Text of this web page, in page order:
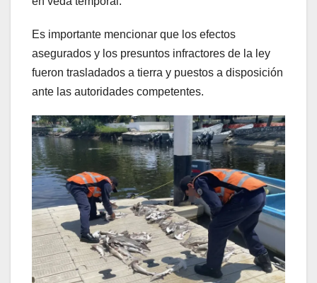
Es importante mencionar que los efectos
asegurados y los presuntos infractores de la ley
fueron trasladados a tierra y puestos a disposición
ante las autoridades competentes.